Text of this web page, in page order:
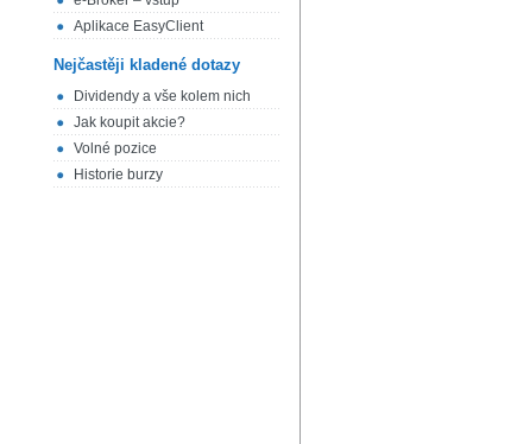
Aplikace EasyClient
Nejčastěji kladené dotazy
Dividendy a vše kolem nich
Jak koupit akcie?
Volné pozice
Historie burzy